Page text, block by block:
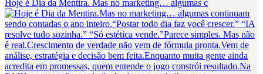
Hoje é Dia da Mentira. Mas no marketing… algumas c